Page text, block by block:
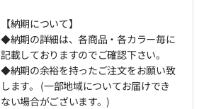
【納期について】
◆納期の詳細は、各商品・各カラー毎に
記載しておりますのでご確認下さい。
◆納期の余裕を持ったご注文をお願い致
します。 (一部地域についてお届けでき
ない場合がございます。)